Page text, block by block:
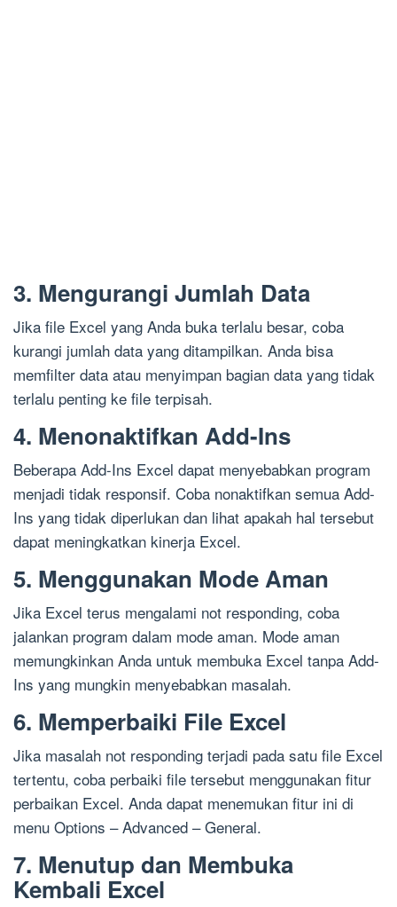
3. Mengurangi Jumlah Data
Jika file Excel yang Anda buka terlalu besar, coba
kurangi jumlah data yang ditampilkan. Anda bisa
memfilter data atau menyimpan bagian data yang tidak
terlalu penting ke file terpisah.
4. Menonaktifkan Add-Ins
Beberapa Add-Ins Excel dapat menyebabkan program
menjadi tidak responsif. Coba nonaktifkan semua Add-
Ins yang tidak diperlukan dan lihat apakah hal tersebut
dapat meningkatkan kinerja Excel.
5. Menggunakan Mode Aman
Jika Excel terus mengalami not responding, coba
jalankan program dalam mode aman. Mode aman
memungkinkan Anda untuk membuka Excel tanpa Add-
Ins yang mungkin menyebabkan masalah.
6. Memperbaiki File Excel
Jika masalah not responding terjadi pada satu file Excel
tertentu, coba perbaiki file tersebut menggunakan fitur
perbaikan Excel. Anda dapat menemukan fitur ini di
menu Options – Advanced – General.
7. Menutup dan Membuka
Kembali Excel